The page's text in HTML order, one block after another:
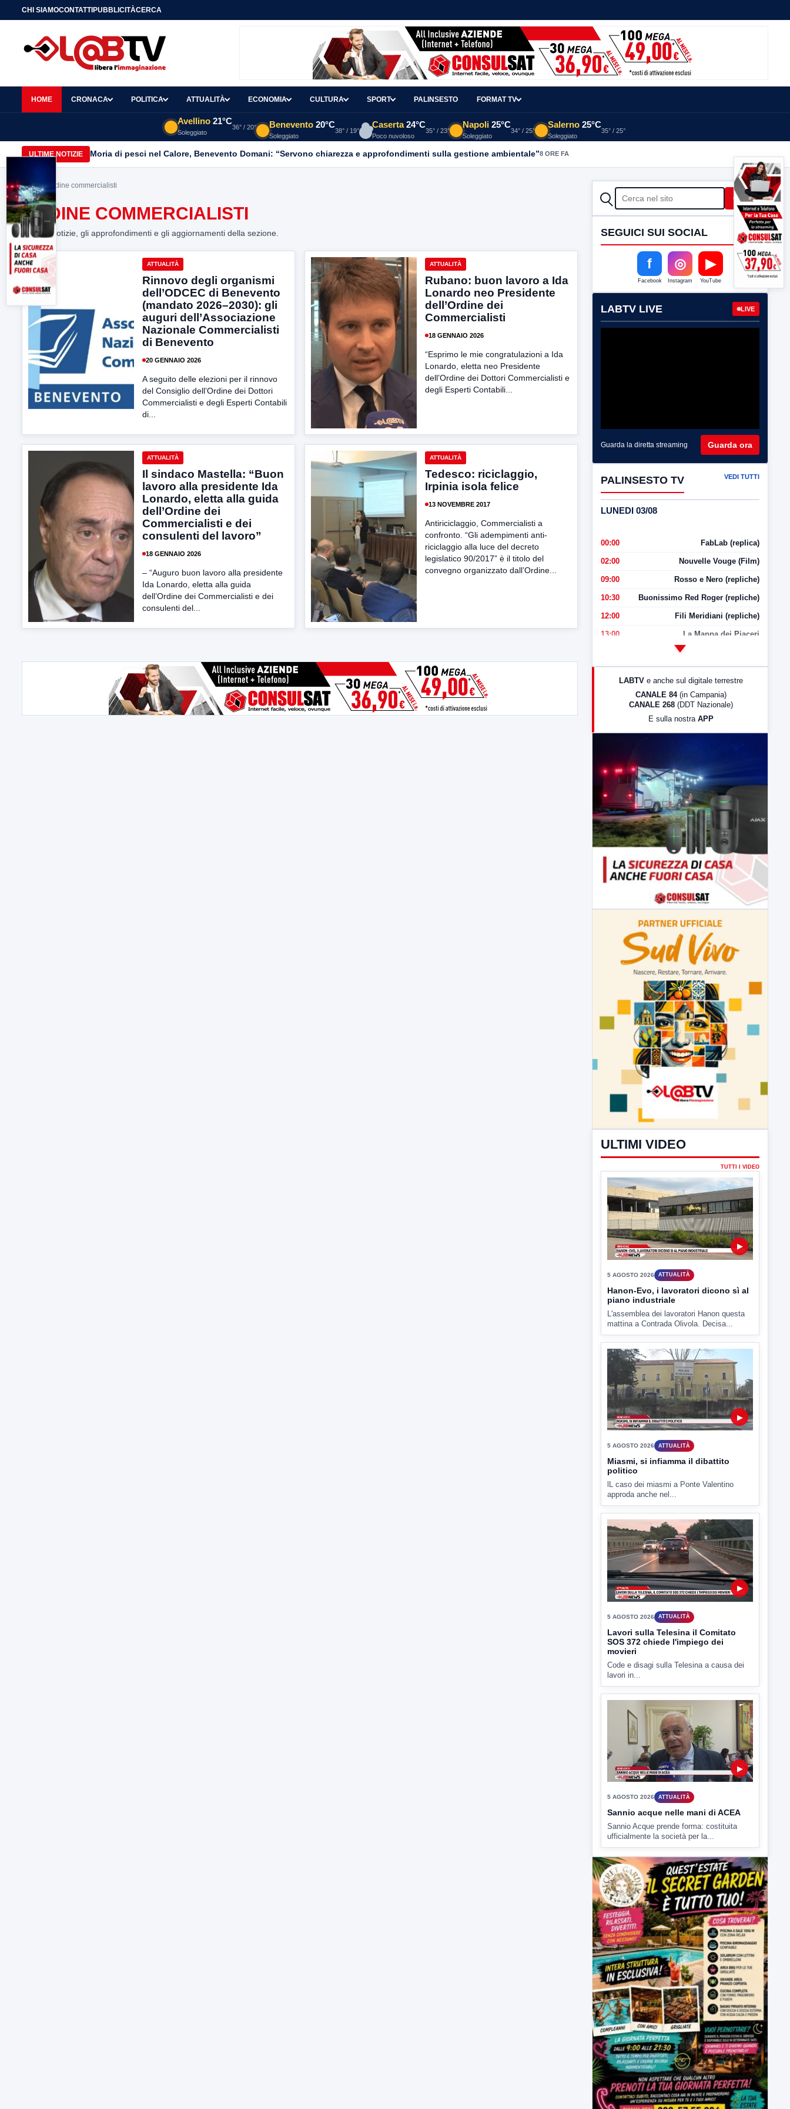
CHI SIAMOCONTATTIPUBBLICITÀCERCA
HOME CRONACA POLITICA ATTUALITÀ ECONOMIA CULTURA SPORT PALINSESTO FORMAT TV
Avellino 21°C
Soleggiato
36° / 20° Benevento 20°C
Soleggiato
38° / 19°
Caserta 24°C
Poco nuvoloso
35° / 23°
Napoli 25°C
Soleggiato
34° / 25°
Salerno 25°C
Soleggiato
35° / 25°
ULTIME NOTIZIE Moria di pesci nel Calore, Benevento Domani: “Servono chiarezza e approfondimenti sulla gestione ambientale”8 ORE FA
Home> ordine commercialisti
ORDINE COMMERCIALISTI
Tutte le notizie, gli approfondimenti e gli aggiornamenti della sezione.
ATTUALITÀ
Rinnovo degli organismi
dell’ODCEC di Benevento
(mandato 2026–2030): gli
auguri dell’Associazione
Nazionale Commercialisti
di Benevento
20 GENNAIO 2026
A seguito delle elezioni per il rinnovo
del Consiglio dell’Ordine dei Dottori
Commercialisti e degli Esperti Contabili
di...
ATTUALITÀ
Rubano: buon lavoro a Ida
Lonardo neo Presidente
dell’Ordine dei
Commercialisti
18 GENNAIO 2026
“Esprimo le mie congratulazioni a Ida
Lonardo, eletta neo Presidente
dell’Ordine dei Dottori Commercialisti e
degli Esperti Contabili...
ATTUALITÀ
Il sindaco Mastella: “Buon
lavoro alla presidente Ida
Lonardo, eletta alla guida
dell’Ordine dei
Commercialisti e dei
consulenti del lavoro”
18 GENNAIO 2026
– “Auguro buon lavoro alla presidente
Ida Lonardo, eletta alla guida
dell’Ordine dei Commercialisti e dei
consulenti del...
ATTUALITÀ
Tedesco: riciclaggio,
Irpinia isola felice
13 NOVEMBRE 2017
Antiriciclaggio, Commercialisti a
confronto. “Gli adempimenti anti-
riciclaggio alla luce del decreto
legislatico 90/2017” è il titolo del
convegno organizzato dall’Ordine...
CERCA Cerca
SEGUICI SUI SOCIAL
f
Facebook
◎
Instagram
▶
YouTube
LABTV LIVE LIVE
Guarda la diretta streaming Guarda ora
PALINSESTO TV VEDI TUTTI
LUNEDI 03/08
00:00 FabLab (replica)
02:00 Nouvelle Vouge (Film)
09:00 Rosso e Nero (repliche)
10:30 Buonissimo Red Roger (repliche)
12:00 Fili Meridiani (repliche)
13:00 La Mappa dei Piaceri
LabNews (Diretta)
LABTV e anche sul digitale terrestre
CANALE 84 (in Campania)
CANALE 268 (DDT Nazionale)
E sulla nostra APP
ULTIMI VIDEO
5 AGOSTO 2026 ATTUALITÀ
Hanon-Evo, i lavoratori dicono sì al
piano industriale
L'assemblea dei lavoratori Hanon questa
▶
5 AGOSTO 2026 ATTUALITÀ
Miasmi, si infiamma il dibattito
politico
lL caso dei miasmi a Ponte Valentino
▶
5 AGOSTO 2026 ATTUALITÀ
Lavori sulla Telesina il Comitato
SOS 372 chiede l'impiego dei
movieri
Code e disagi sulla Telesina a causa dei
▶
5 AGOSTO 2026 ATTUALITÀ
Sannio acque nelle mani di ACEA
Sannio Acque prende forma: costituita
ufficialmente la società per la...